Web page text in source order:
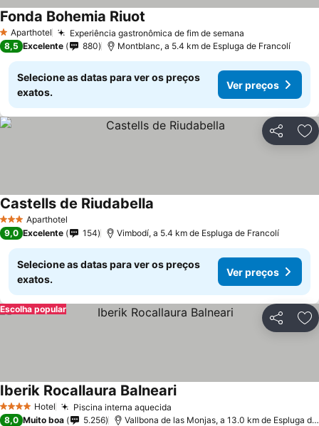
1 Estrelas
Aparthotel Experiência gastronômica de fim de semana
Fonda Bohemia Riuot
8,5 Excelente 880 Montblanc, a 5.4 km de Espluga de Francolí
Selecione as datas para ver os preços
exatos.
Ver preços
Partilhar
3 EstrelasAparthotel
Castells de Riudabella
9,0 Excelente 154 Vimbodí, a 5.4 km de Espluga de Francolí
Selecione as datas para ver os preços
exatos.
Ver preços
Partilhar
Escolha popular
4 EstrelasHotel Piscina interna aquecida
Iberik Rocallaura Balneari
8,0 Muito boa 5.256 Vallbona de las Monjas, a 13.0 km de Espluga de Francolí